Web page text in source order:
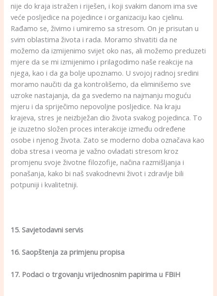
nije do kraja istražen i riješen, i koji svakim danom ima sve
veće posljedice na pojedince i organizaciju kao cjelinu.
Rađamo se, živimo i umiremo sa stresom. On je prisutan u
svim oblastima života i rada. Moramo shvatiti da ne
možemo da izmijenimo svijet oko nas, ali možemo preduzeti
mjere da se mi izmijenimo i prilagodimo naše reakcije na
njega, kao i da ga bolje upoznamo. U svojoj radnoj sredini
moramo naučiti da ga kontrolišemo, da eliminišemo sve
uzroke nastajanja, da ga svedemo na najmanju moguću
mjeru i da spriječimo nepovoljne posljedice. Na kraju
krajeva, stres je neizbježan dio života svakog pojedinca. To
je izuzetno složen proces interakcije između određene
osobe i njenog života. Zato se moderno doba označava kao
doba stresa i veoma je važno ovladati stresom kroz
promjenu svoje životne filozofije, načina razmišljanja i
ponašanja, kako bi naš svakodnevni život i zdravlje bili
potpuniji i kvalitetniji.
15. Savjetodavni servis
16. Saopštenja za primjenu propisa
17. Podaci o trgovanju vrijednosnim papirima u FBiH